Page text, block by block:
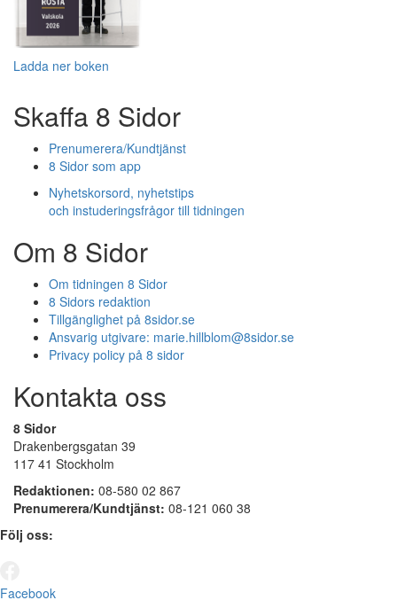
Ladda ner boken
Skaffa 8 Sidor
Prenumerera/Kundtjänst
8 Sidor som app
Nyhetskorsord, nyhetstips
och instuderingsfrågor till tidningen
Om 8 Sidor
Om tidningen 8 Sidor
8 Sidors redaktion
Tillgänglighet på 8sidor.se
Ansvarig utgivare: marie.hillblom@8sidor.se
Privacy policy på 8 sidor
Kontakta oss
8 Sidor
Drakenbergsgatan 39
117 41 Stockholm
Redaktionen: 08-580 02 867
Prenumerera/Kundtjänst: 08-121 060 38
Följ oss:
Facebook